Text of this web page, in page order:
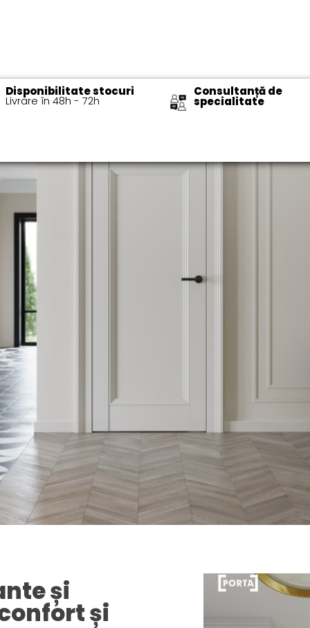
Disponibilitate stocuri
Livrare în 48h - 72h​
Consultanță de
specialitate​
și
și